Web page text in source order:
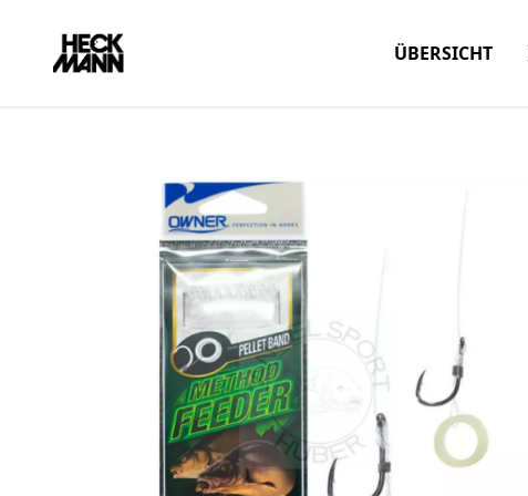
ÜBERSICHT